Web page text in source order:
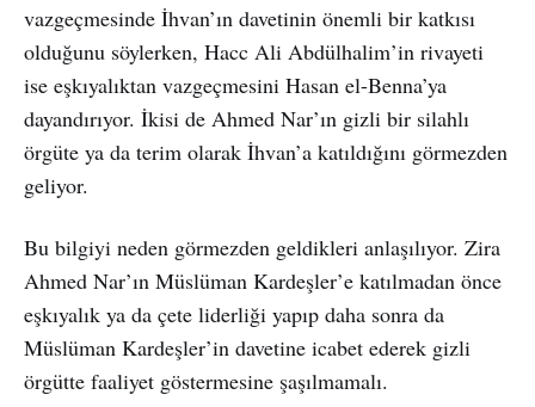
vazgeçmesinde İhvan’ın davetinin önemli bir katkısı
olduğunu söylerken, Hacc Ali Abdülhalim’in rivayeti
ise eşkıyalıktan vazgeçmesini Hasan el-Benna’ya
dayandırıyor. İkisi de Ahmed Nar’ın gizli bir silahlı
örgüte ya da terim olarak İhvan’a katıldığını görmezden
geliyor.
Bu bilgiyi neden görmezden geldikleri anlaşılıyor. Zira
Ahmed Nar’ın Müslüman Kardeşler’e katılmadan önce
eşkıyalık ya da çete liderliği yapıp daha sonra da
Müslüman Kardeşler’in davetine icabet ederek gizli
örgütte faaliyet göstermesine şaşılmamalı.